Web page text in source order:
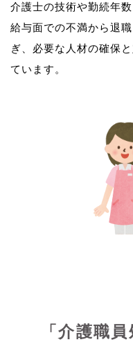
介護士の技術や勤続年
給与面での不満から退
ぎ、必要な人材の確保
ています。
「介護職